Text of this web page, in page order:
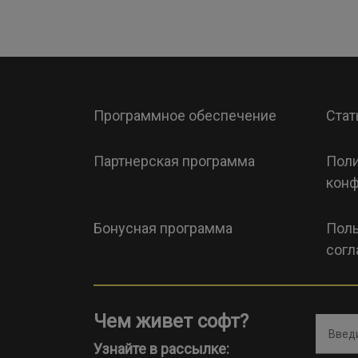
Программное обеспечение
Партнерская программа
Бонусная программа
Чем живет софт?
Узнайте в рассылке: